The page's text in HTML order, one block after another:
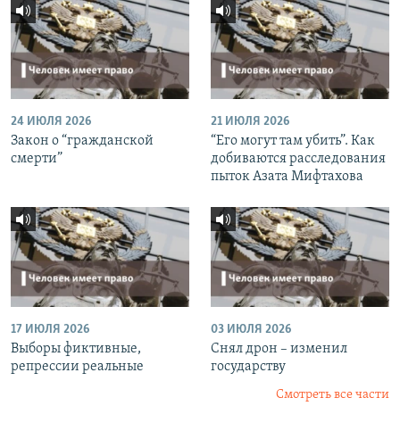
24 ИЮЛЯ 2026
Закон о “гражданской
смерти”
21 ИЮЛЯ 2026
“Его могут там убить”. Как
добиваются расследования
пыток Азата Мифтахова
17 ИЮЛЯ 2026
Выборы фиктивные,
репрессии реальные
03 ИЮЛЯ 2026
Снял дрон – изменил
государству
Смотреть все части